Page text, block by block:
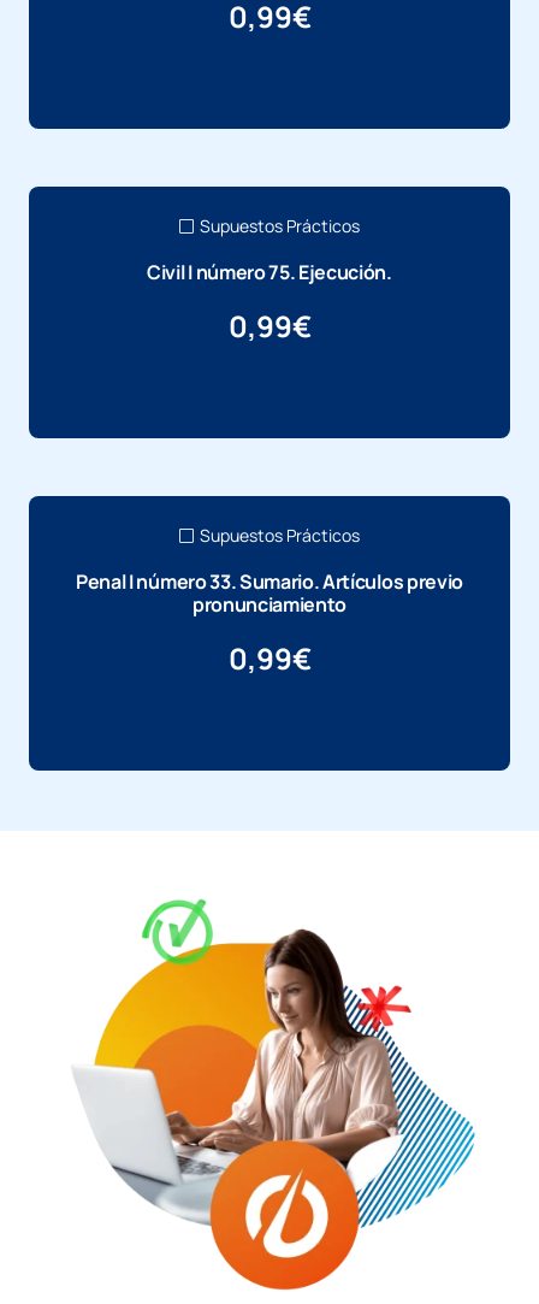
0,99€
Supuestos Prácticos
Civil I número 75. Ejecución.
0,99€
Supuestos Prácticos
Penal I número 33. Sumario. Artículos previo
pronunciamiento
0,99€